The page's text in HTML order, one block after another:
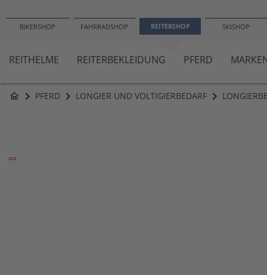
BIKERSHOP FAHRRADSHOP REITERSHOP SKISHOP
REITHELME REITERBEKLEIDUNG PFERD
home PFERD LONGIER UND VOLTIGIERBEDARF
der